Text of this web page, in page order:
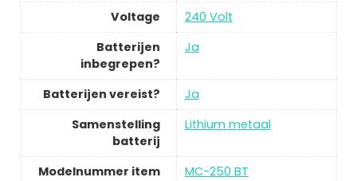
Voltage
240 Volt
Batterijen
inbegrepen?
Ja
Batterijen vereist?
Ja
Samenstelling
batterij
Lithium metaal
Modelnummer item
MC-250 BT